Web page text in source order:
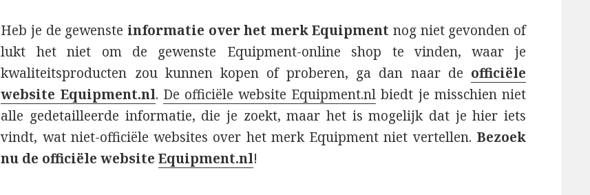
Heb je de gewenste informatie over het merk Equipment nog niet gevonden of
lukt het niet om de gewenste Equipment-online shop te vinden, waar je
kwaliteitsproducten zou kunnen kopen of proberen, ga dan naar de officiële
website Equipment.nl. De officiële website Equipment.nl biedt je misschien niet
alle gedetailleerde informatie, die je zoekt, maar het is mogelijk dat je hier iets
vindt, wat niet-officiële websites over het merk Equipment niet vertellen. Bezoek
nu de officiële websiteEquipment.nl!